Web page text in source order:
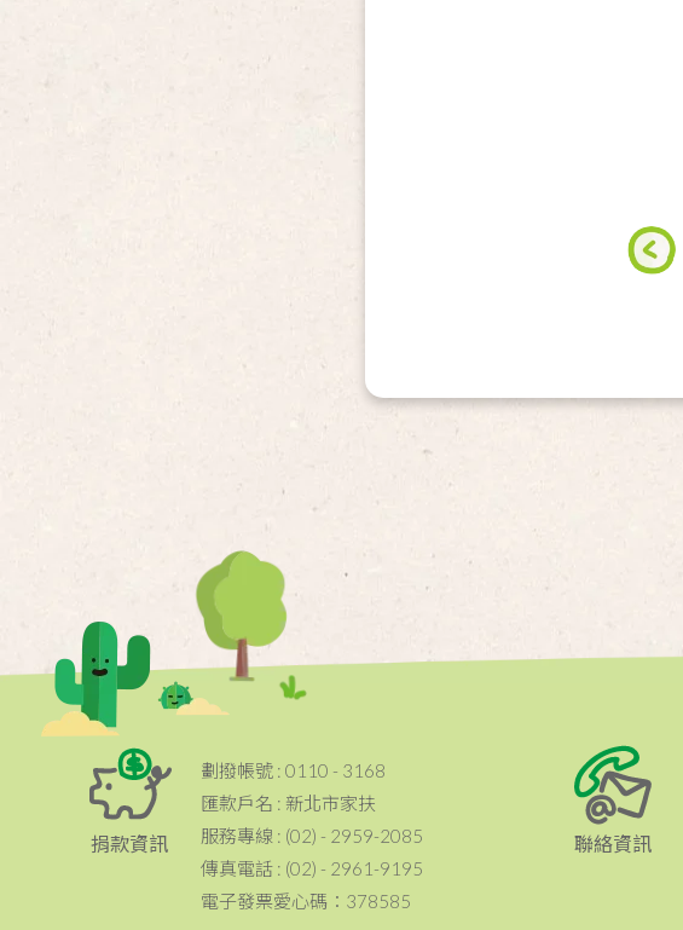
捐款資訊
劃撥帳號 : 0110 - 3168
匯款戶名 : 新北市家扶
服務專線 : (02) - 2959-2085
傳真電話 : (02) - 2961-9195
電子發票愛心碼：378585
聯絡資訊